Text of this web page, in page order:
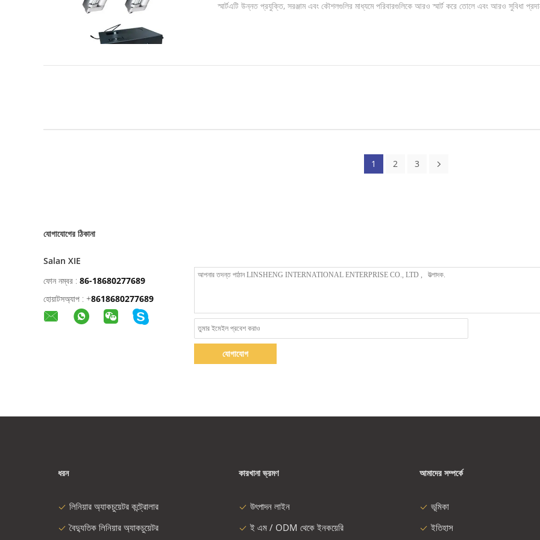
স্মার্টএটি উন্নত প্রযুক্তি, সরঞ্জাম এবং কৌশলগুলির মাধ্যমে পরিবারগুলিকে আরও স্মার্ট করে তোলে এবং আরও সুবিধা
1 2 3
যোগাযোগের ঠিকানা
Salan XIE
ফোন নম্বর : 86-18680277689
হোয়াটসঅ্যাপ : +8618680277689
যোগাযোগ
ধরন
লিনিয়ার অ্যাকচুয়েটর কন্ট্রোলার
বৈদ্যুতিক লিনিয়ার অ্যাকচুয়েটর
কারখানা ভ্রমণ
উৎপাদন লাইন
ই এম / ODM থেকে ইনকয়েরি
আমাদের সম্পর্কে
ভূমিকা
ইতিহাস